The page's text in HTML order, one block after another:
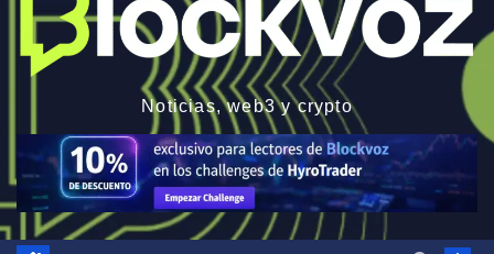
Noticias, web3 y crypto